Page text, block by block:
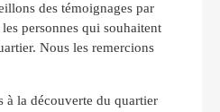
des témoignages par
personnes qui souhaitent
Nous les remercions
à la découverte du quartier